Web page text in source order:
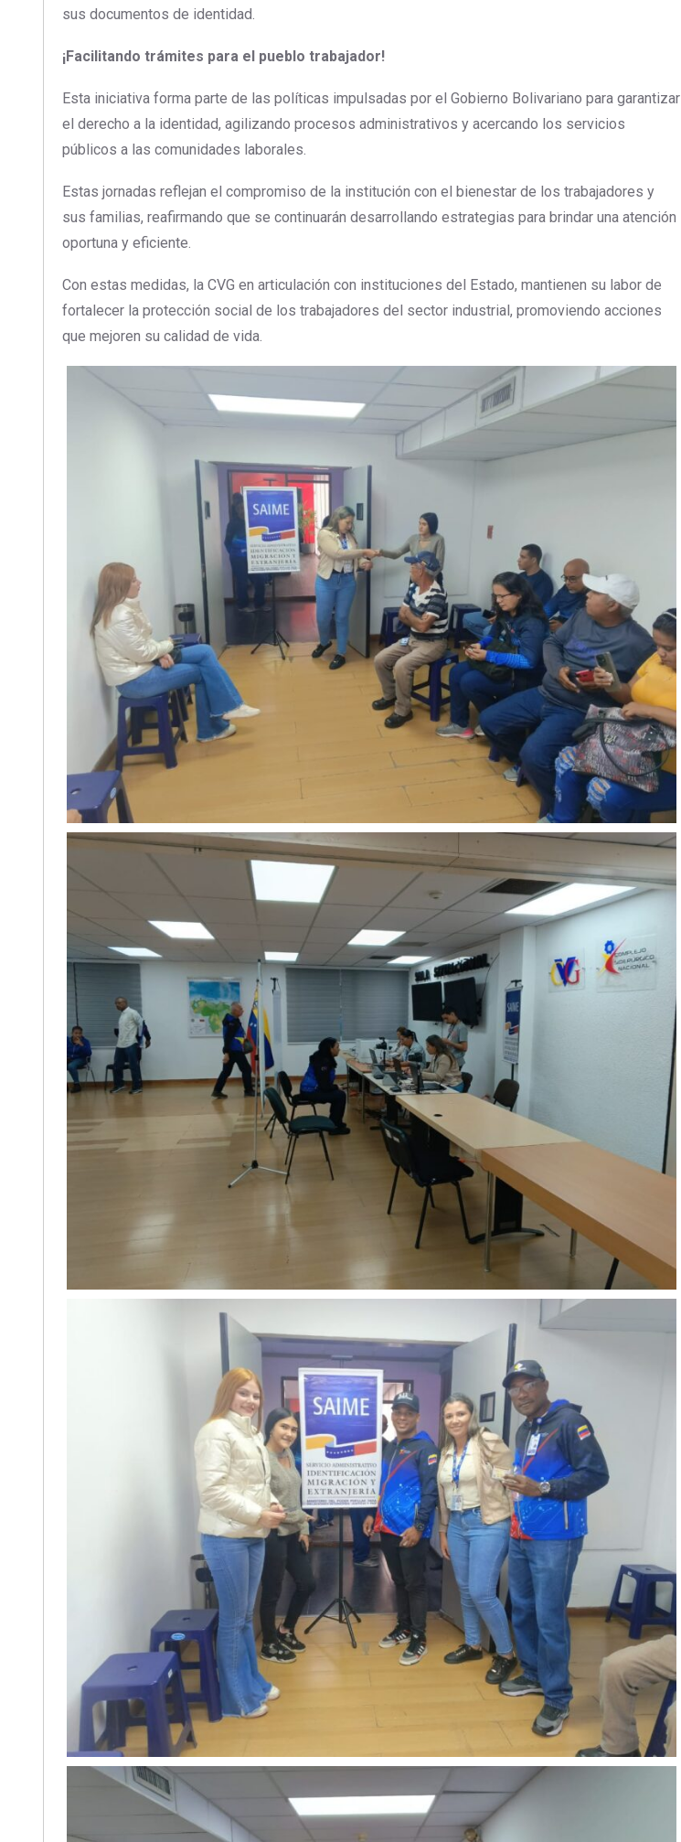
sus documentos de identidad.
¡Facilitando trámites para el pueblo trabajador!
Esta iniciativa forma parte de las políticas impulsadas por el Gobierno Bolivariano para garantizar
el derecho a la identidad, agilizando procesos administrativos y acercando los servicios
públicos a las comunidades laborales.
Estas jornadas reflejan el compromiso de la institución con el bienestar de los trabajadores y
sus familias, reafirmando que se continuarán desarrollando estrategias para brindar una atención
oportuna y eficiente.
Con estas medidas, la CVG en articulación con instituciones del Estado, mantienen su labor de
fortalecer la protección social de los trabajadores del sector industrial, promoviendo acciones
que mejoren su calidad de vida.